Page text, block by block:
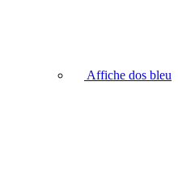
Affiche dos bleu